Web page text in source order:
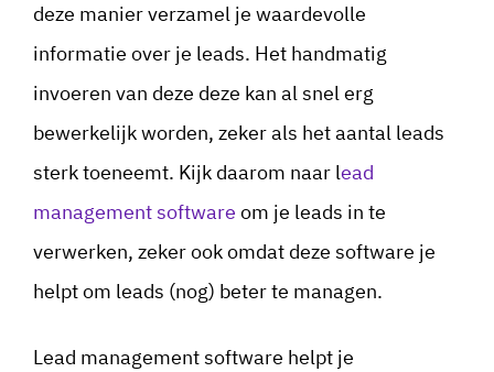
deze manier verzamel je waardevolle
informatie over je leads. Het handmatig
invoeren van deze deze kan al snel erg
bewerkelijk worden, zeker als het aantal leads
sterk toeneemt. Kijk daarom naar lead
management software om je leads in te
verwerken, zeker ook omdat deze software je
helpt om leads (nog) beter te managen.
Lead management software helpt je